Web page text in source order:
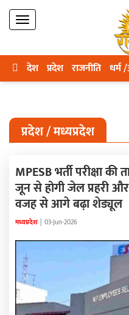
देश प्रदेश राजनीति धर्म
प्रदेश / मध्यप्रदेश
MPESB भर्ती परीक्षा
जून से होगी जेल प्रहरी और
वजह से आगे बढ़ा शेड्यूल
मध्यप्रदेश | 03-Jun-2026